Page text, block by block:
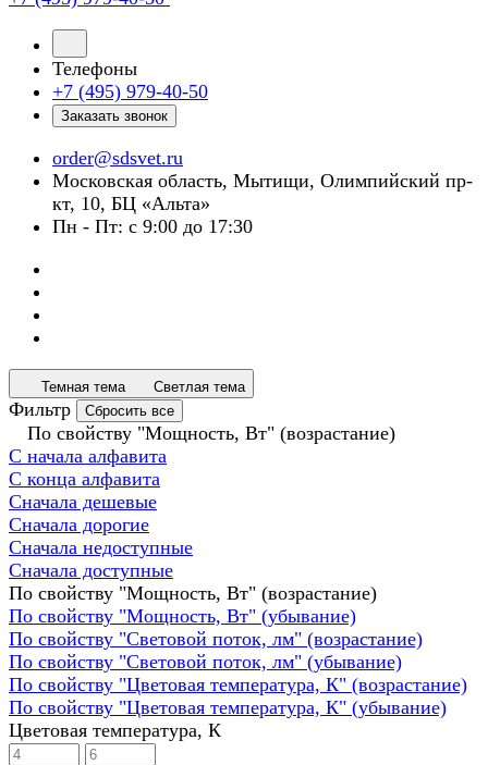
Телефоны
+7 (495) 979-40-50
Заказать звонок
order@sdsvet.ru
Московская область, Мытищи, Олимпийский пр-
кт, 10, БЦ «Альта»
Пн - Пт: с 9:00 до 17:30
Темная тема Светлая тема
Фильтр Сбросить все
По свойству "Мощность, Вт" (возрастание)
С начала алфавита
С конца алфавита
Сначала дешевые
Сначала дорогие
Сначала недоступные
Сначала доступные
По свойству "Мощность, Вт" (возрастание)
По свойству "Мощность, Вт" (убывание)
По свойству "Световой поток, лм" (возрастание)
По свойству "Световой поток, лм" (убывание)
По свойству "Цветовая температура, К" (возрастание)
По свойству "Цветовая температура, К" (убывание)
Цветовая температура, К